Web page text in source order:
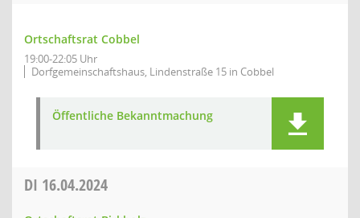
Ortschaftsrat Cobbel
19:00-22:05 Uhr
Dorfgemeinschaftshaus, Lindenstraße 15 in Cobbel
Öffentliche Bekanntmachung
DI 16.04.2024